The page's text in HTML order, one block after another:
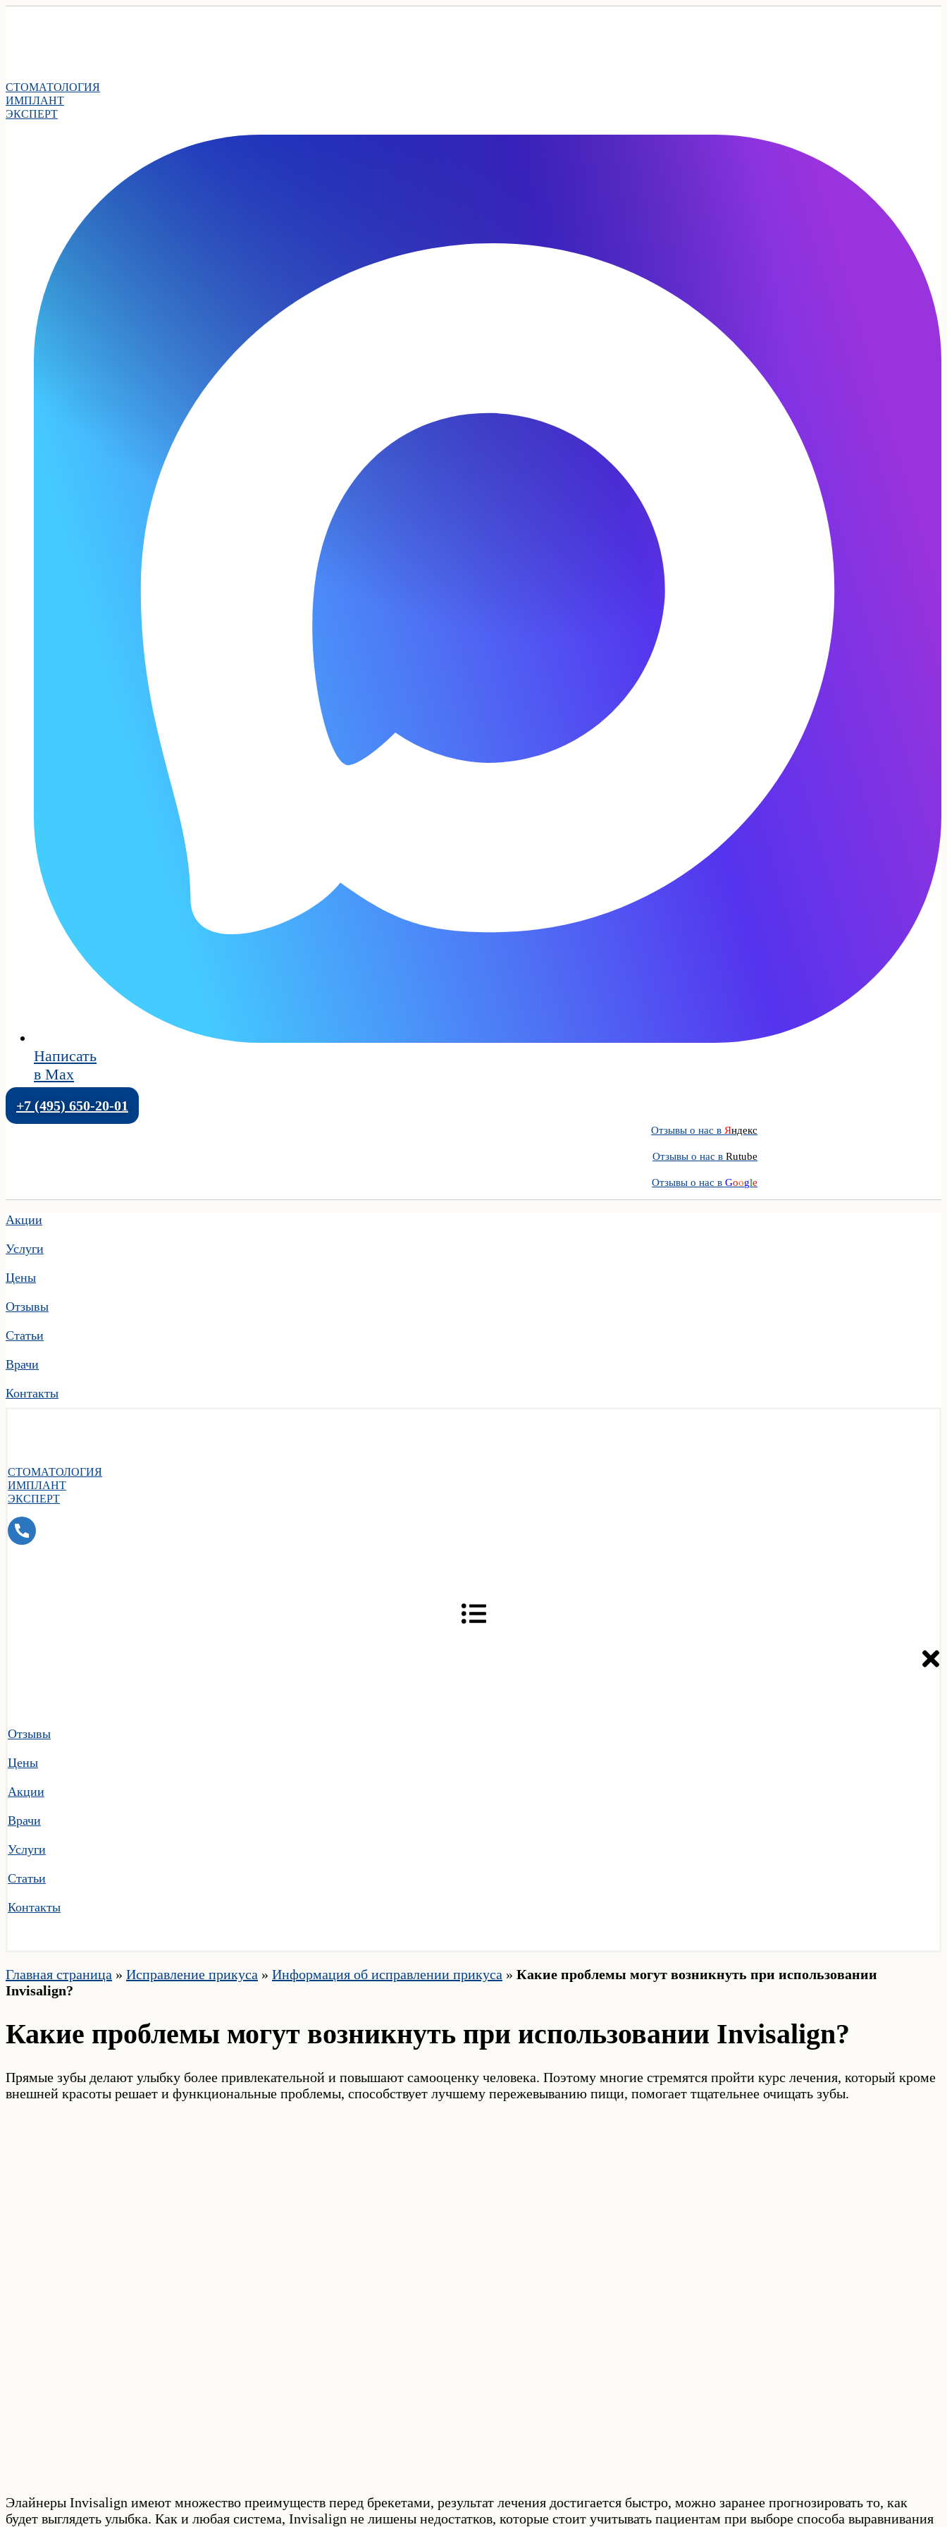
СТОМАТОЛОГИЯ
ИМПЛАНТ
ЭКСПЕРТ
Написать
в Max
+7 (495) 650-20-01
Отзывы о нас в Яндекс
Отзывы о нас вRutube
Отзывы о нас вGoogle
Акции
Услуги
Цены
Отзывы
Статьи
Врачи
Контакты
СТОМАТОЛОГИЯ
ИМПЛАНТ
ЭКСПЕРТ
Отзывы
Цены
Акции
Врачи
Услуги
Статьи
Контакты
Главная страница » Исправление прикуса » Информация об исправлении прикуса » Какие проблемы могут возникнуть при использовании
Invisalign?
Какие проблемы могут возникнуть при использовании Invisalign?
Прямые зубы делают улыбку более привлекательной и повышают самооценку человека. Поэтому многие стремятся пройти курс лечения, который кроме
внешней красоты решает и функциональные проблемы, способствует лучшему пережевыванию пищи, помогает тщательнее очищать зубы.
Элайнеры Invisalign имеют множество преимуществ перед брекетами, результат лечения достигается быстро, можно заранее прогнозировать то, как
будет выглядеть улыбка. Как и любая система, Invisalign не лишены недостатков, которые стоит учитывать пациентам при выборе способа выравнивания